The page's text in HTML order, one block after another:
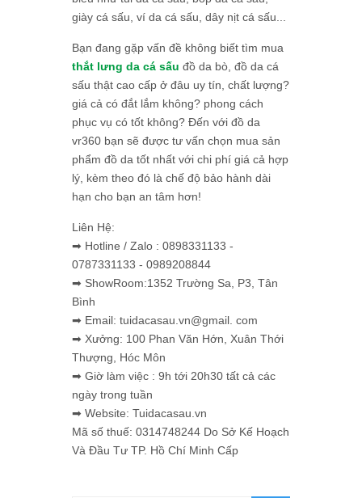
giày cá sấu, ví da cá sấu, dây nịt cá sấu...
Bạn đang gặp vấn đề không biết tìm mua
thắt lưng da cá sấu đồ da bò, đồ da cá
sấu thật cao cấp ở đâu uy tín, chất lượng?
giá cả có đắt lắm không? phong cách
phục vụ có tốt không? Đến với đồ da
vr360 bạn sẽ được tư vấn chọn mua sản
phẩm đồ da tốt nhất với chi phí giá cả hợp
lý, kèm theo đó là chế độ bảo hành dài
hạn cho bạn an tâm hơn!
Liên Hệ:
➡ Hotline / Zalo : 0898331133 -
0787331133 - 0989208844
➡ ShowRoom:1352 Trường Sa, P3, Tân
Bình
➡ Email: tuidacasau.vn@gmail. com
➡ Xưởng: 100 Phan Văn Hớn, Xuân Thới
Thượng, Hóc Môn
➡ Giờ làm việc : 9h tới 20h30 tất cả các
ngày trong tuần
➡ Website: Tuidacasau.vn
Mã số thuế: 0314748244 Do Sở Kế Hoạch
Và Đầu Tư TP. Hồ Chí Minh Cấp